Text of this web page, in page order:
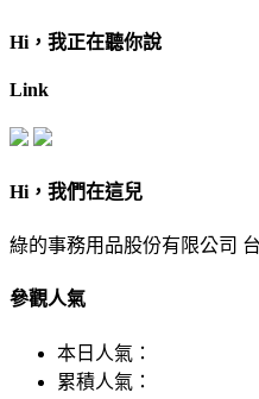
Hi，我正在聽你說
Link
Hi，我們在這兒
綠的事務用品股份有限公司 台
參觀人氣
本日人氣：
累積人氣：